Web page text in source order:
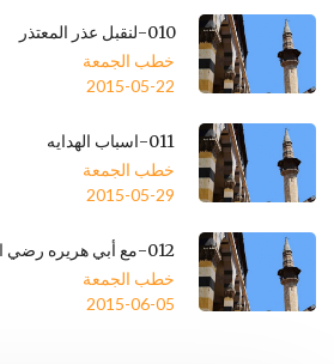
010-لنقبل عذر المعتذر
خطب الجمعة
2015-05-22
011-اسباب الهدايه
خطب الجمعة
2015-05-29
012-مع أبي هريره رضي الله عنه
خطب الجمعة
2015-06-05